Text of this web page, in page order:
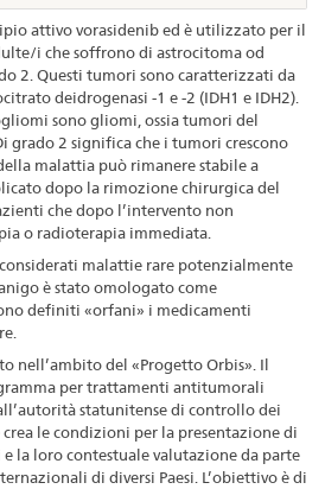
attivo vorasidenib ed è utilizzato per il
i che soffrono di astrocitoma od
2. Questi tumori sono caratterizzati da
deidrogenasi -1 e -2 (IDH1 e IDH2).
sono gliomi, ossia tumori del
grado 2 significa che i tumori crescono
malattia può rimanere stabile a
dopo la rimozione chirurgica del
che dopo l’intervento non
o radioterapia immediata.
malattie rare potenzialmente
è stato omologato come
definiti «orfani» i medicamenti
nell’ambito del «Progetto Orbis». Il
per trattamenti antitumorali
statunitense di controllo dei
le condizioni per la presentazione di
la loro contestuale valutazione da parte
di diversi Paesi. L’obiettivo è di